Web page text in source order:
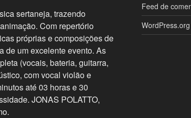
sertaneja, trazendo
Com repertório
próprias e composições de
de um excelente evento. As
(vocais, bateria, guitarra,
com vocal violão e
até 03 horas e 30
JONAS POLATTO,
Feed de
WordPress.org